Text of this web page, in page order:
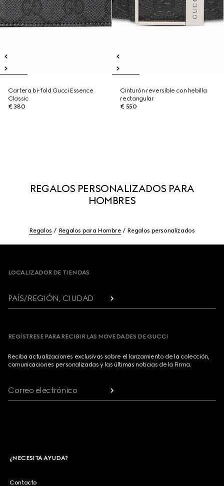
Cartera bi-fold Gucci Essence
Classic
€ 380
Cinturón reversible con hebilla
rectangular
€ 550
REGALOS PERSONALIZADOS PARA
HOMBRES
Regalos Regalos para Hombre Regalos personalizados
LOCALIZADOR DE TIENDAS
PAÍS/REGIÓN, CIUDAD
REGÍSTRESE PARA RECIBIR LAS NOVEDADES DE GUCCI
Reciba actualizaciones exclusivas sobre el lanzamiento de la colección,
comunicaciones personalizadas y las últimas noticias de la Firma.
Correo electrónico
¿NECESITA AYUDA?
Contacto